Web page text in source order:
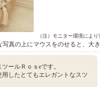
（注）モニター環境によ
写真の上にマウスをのせると、大
ールＲｏｓeです。
したとてもエレガントなスツ